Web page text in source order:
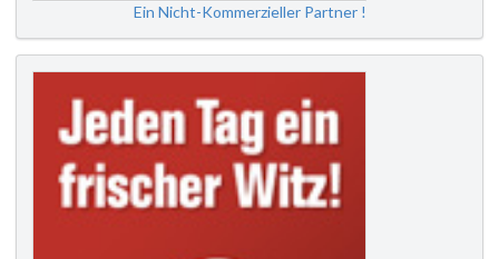
Ein Nicht-Kommerzieller Partner !